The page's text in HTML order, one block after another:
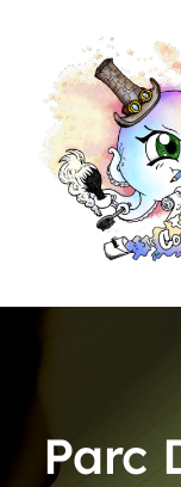
content
Parc